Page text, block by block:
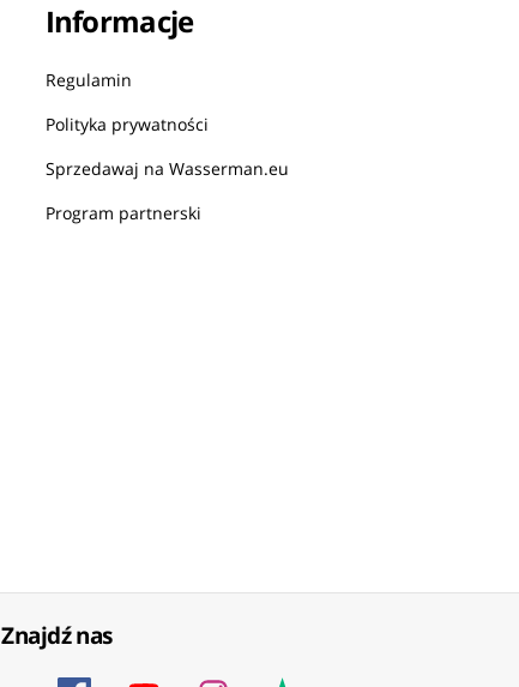
Informacje
Regulamin
Polityka prywatności
Sprzedawaj na Wasserman.eu
Program partnerski
Znajdź nas